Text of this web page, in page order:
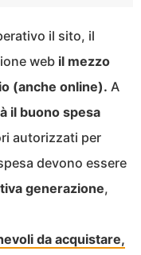
il sito, il
web il mezzo
(anche online). A
il buono spesa
autorizzati per
devono essere
generazione,
da acquistare,